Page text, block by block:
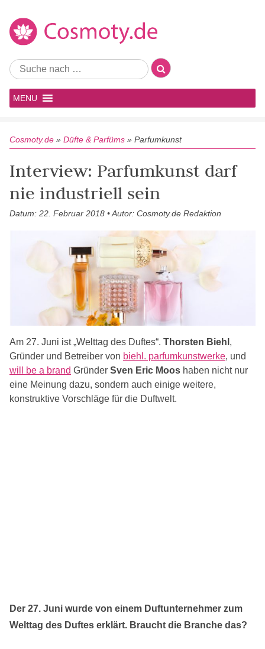
MENU
Cosmoty.de » Düfte & Parfüms » Parfumkunst
Interview: Parfumkunst darf
nie industriell sein
Datum: 22. Februar 2018 • Autor: Cosmoty.de Redaktion
Am 27. Juni ist „Welttag des Duftes“. Thorsten Biehl ,
Gründer und Betreiber von biehl. parfumkunstwerke, und
will be a brand Gründer Sven Eric Moos haben nicht nur
eine Meinung dazu, sondern auch einige weitere,
konstruktive Vorschläge für die Duftwelt.
Der 27. Juni wurde von einem Duftunternehmer zum
Welttag des Duftes erklärt. Braucht die Branche das?